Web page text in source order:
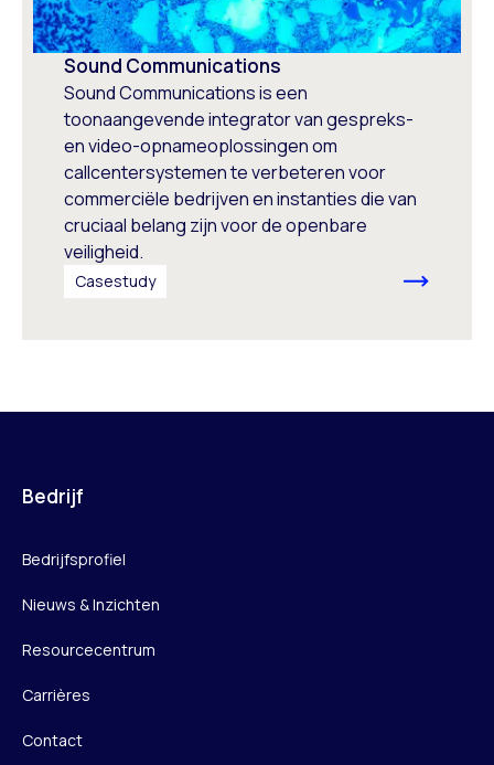
Sound Communications
Sound Communications is een
toonaangevende integrator van gespreks-
en video-opnameoplossingen om
callcentersystemen te verbeteren voor
commerciële bedrijven en instanties die van
cruciaal belang zijn voor de openbare
veiligheid.
Casestudy
Bedrijf
Bedrijfsprofiel
Nieuws & Inzichten
Resourcecentrum
Carrières
Contact